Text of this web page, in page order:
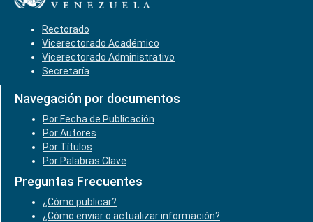
Rectorado
Vicerectorado Académico
Vicerectorado Administrativo
Secretaría
Navegación por documentos
Por Fecha de Publicación
Por Autores
Por Títulos
Por Palabras Clave
Preguntas Frecuentes
¿Cómo publicar?
¿Cómo enviar o actualizar información?